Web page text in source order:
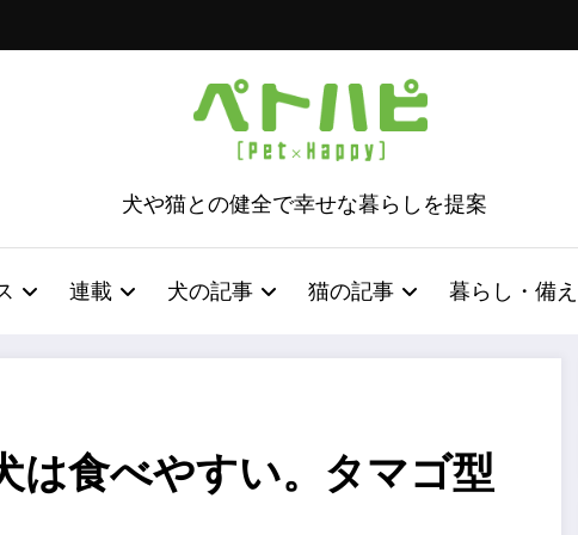
犬や猫との健全で幸せな暮らしを提案
連載 犬の記事 猫の記事 暮らし・備え
は食べやすい。タマゴ型